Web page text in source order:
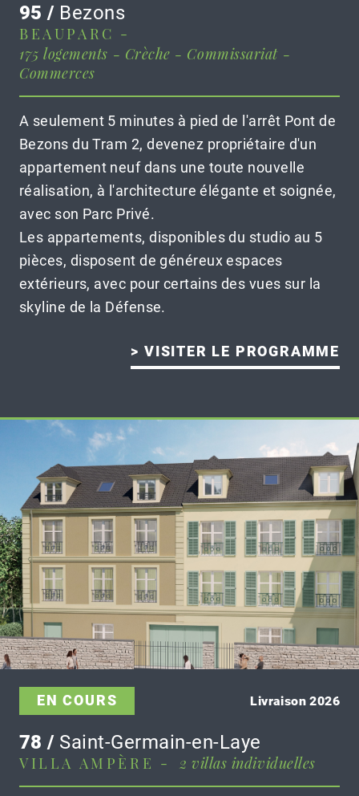
95 / Bezons
BEAUPARC -
175 logements - Crèche - Commissariat -
Commerces
A seulement 5 minutes à pied de l'arrêt Pont de
Bezons du Tram 2, devenez propriétaire d'un
appartement neuf dans une toute nouvelle
réalisation, à l'architecture élégante et soignée,
avec son Parc Privé.
Les appartements, disponibles du studio au 5
pièces, disposent de généreux espaces
extérieurs, avec pour certains des vues sur la
skyline de la Défense.
> VISITER LE PROGRAMME
EN COURS Livraison 2026
78 / Saint-Germain-en-Laye
VILLA AMPÈRE - 2 villas individuelles